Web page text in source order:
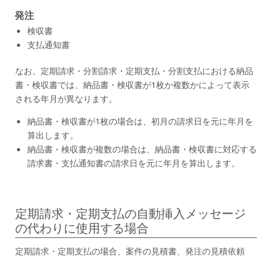
発注
検収書
支払通知書
なお、定期請求・分割請求・定期支払・分割支払における納品
書・検収書では、納品書・検収書が1枚か複数かによって表示
される年月が異なります。
納品書・検収書が1枚の場合は、初月の請求日を元に年月を
算出します。
納品書・検収書が複数の場合は、納品書・検収書に対応する
請求書・支払通知書の請求日を元に年月を算出します。
定期請求・定期支払の自動挿入メッセージ
の代わりに使用する場合
定期請求・定期支払の場合、案件の見積書、発注の見積依頼